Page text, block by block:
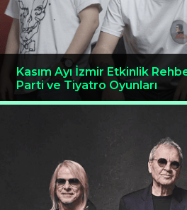
Kasım Ayı İzmir Etkinlik
Parti ve Tiyatro Oyunları